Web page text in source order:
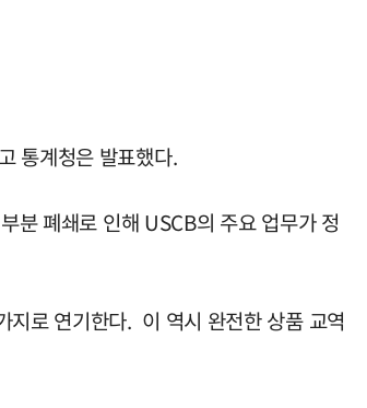
통계청은 발표했다.
분 폐쇄로 인해 USCB의 주요 업무가 정
로 연기한다. 이 역시 완전한 상품 교역